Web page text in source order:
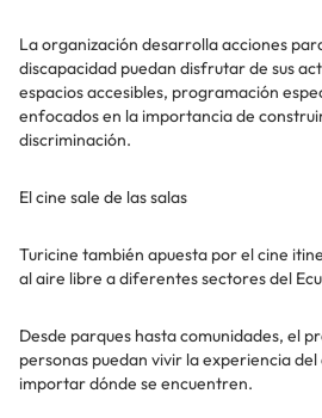
La organización desarrolla acciones
discapacidad puedan disfrutar de sus
espacios accesibles, programación
enfocados en la importancia de
discriminación.
El cine sale de las salas
Turicine también apuesta por el cine
al aire libre a diferentes sectores del
Desde parques hasta comunidades, el
personas puedan vivir la experiencia
importar dónde se encuentren.